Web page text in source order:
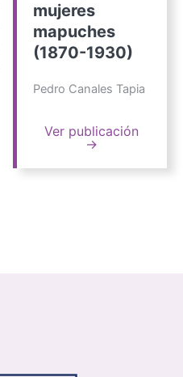
mujeres
mapuches
(1870-1930)
Pedro Canales Tapia
Ver publicación
→